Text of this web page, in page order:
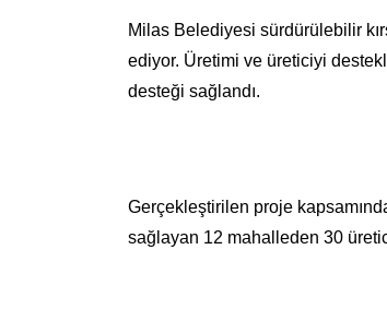
Milas Belediyesi sürdürülebilir
ediyor. Üretimi ve üreticiyi
desteği sağlandı.
Gerçekleştirilen proje
sağlayan 12 mahalleden 30